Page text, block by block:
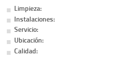
Limpieza:
Instalaciones:
Servicio:
Ubicación:
Calidad: